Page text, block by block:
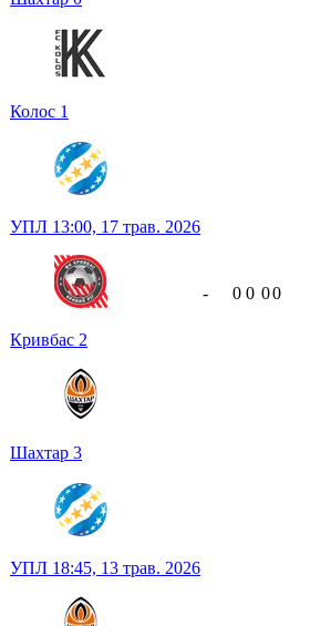
Колос 1
УПЛ 13:00, 17 трав. 2026
Кривбас 2
Шахтар 3
- 0 0 00
УПЛ 18:45, 13 трав. 2026